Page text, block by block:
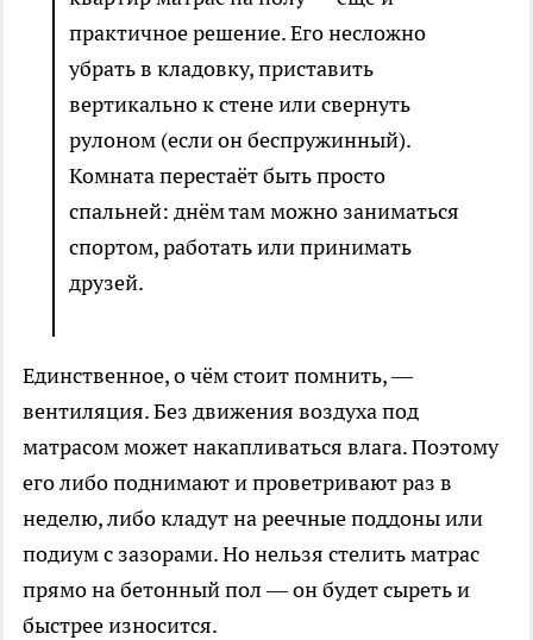
практичное решение. Его несложно
убрать в кладовку, приставить
вертикально к стене или свернуть
рулоном (если он беспружинный).
Комната перестаёт быть просто
спальней: днём там можно заниматься
спортом, работать или принимать
друзей.
Единственное, о чём стоит помнить, —
вентиляция. Без движения воздуха под
матрасом может накапливаться влага. Поэтому
его либо поднимают и проветривают раз в
неделю, либо кладут на реечные поддоны или
подиум с зазорами. Но нельзя стелить матрас
прямо на бетонный пол — он будет сыреть и
быстрее износится.